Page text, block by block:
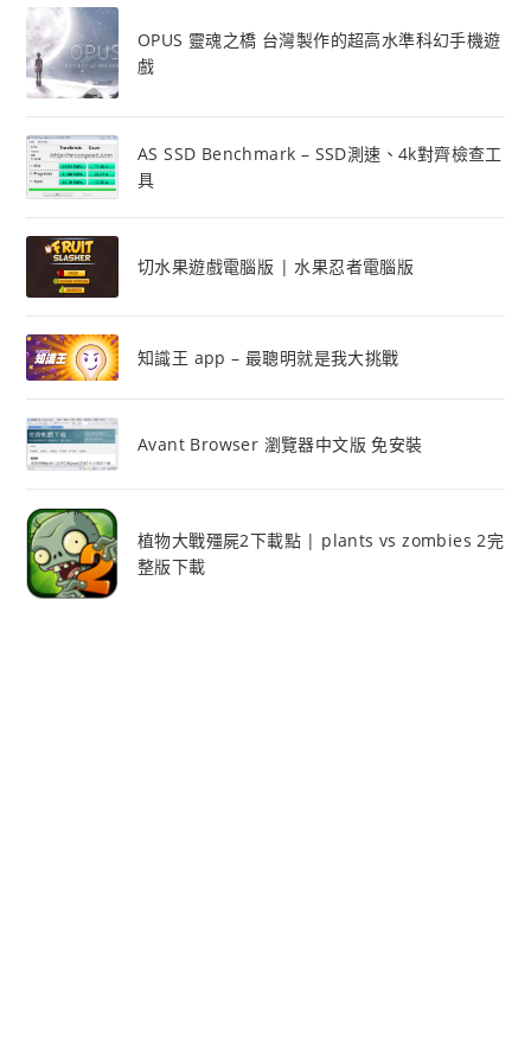
OPUS 靈魂之橋 台灣製作的超高水準科幻手機遊
戲
AS SSD Benchmark – SSD測速、4k對齊檢查工
具
切水果遊戲電腦版 | 水果忍者電腦版
知識王 app – 最聰明就是我大挑戰
Avant Browser 瀏覽器中文版 免安裝
植物大戰殭屍2下載點 | plants vs zombies 2完
整版下載